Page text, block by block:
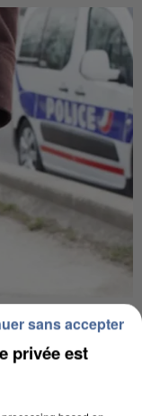
privée est
sans accepter